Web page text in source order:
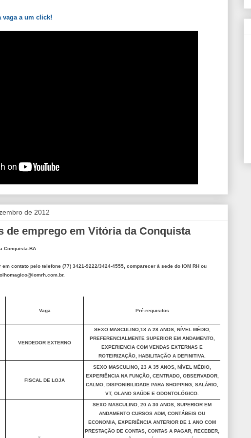
vaga a um click!
de 2012
de emprego em Vitória da Conquista
Conquista-BA
contato pelo telefone (77) 3421-9222/3424-4555, comparecer à sede do IOM RH ou
Vaga Pré-requisitos
VENDEDOR EXTERNO
SEXO MASCULINO,18 A 28 ANOS, NÍVEL MÉDIO,
PREFERENCIALMENTE SUPERIOR EM ANDAMENTO,
EXPERIENCIA COM VENDAS EXTERNAS E
ROTEIRIZAÇÃO, HABILITAÇÃO A DEFINITIVA.
FISCAL DE LOJA
SEXO MASCULINO, 23 A 35 ANOS, NÍVEL MÉDIO,
EXPERIÊNCIA NA FUNÇÃO, CENTRADO, OBSERVADOR,
CALMO, DISPONIBILIDADE PARA SHOPPING, SALÁRIO,
VT, OLANO SAÚDE E ODONTOLÓGICO.
SEXO MASCULINO, 20 A 30 ANOS, SUPERIOR EM
ANDAMENTO CURSOS ADM, CONTÁBEIS OU
ECONOMIA, EXPERIÊNCIA ANTERIOR DE 1 ANO COM
PRESTAÇÃO DE CONTAS, CONTAS A PAGAR, RECEBER,